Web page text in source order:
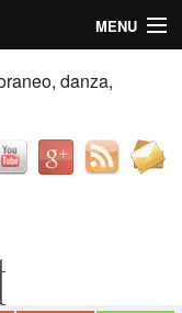
MENU
danza,